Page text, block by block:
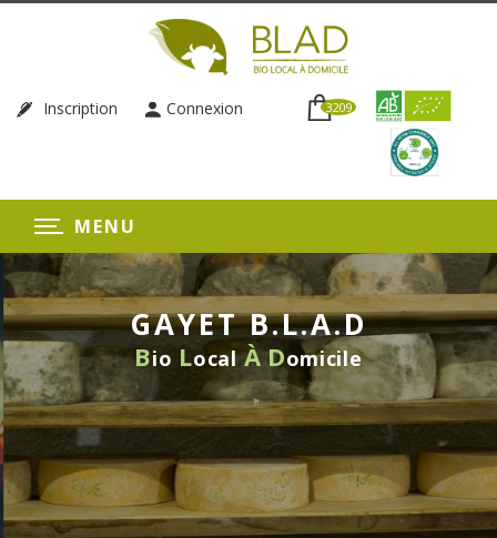
Inscription Connexion 3209
MENU
GAYET B.L.A.D
Bio LocalÀDomicile
LIVRAISON HEBDOMADAIRE
SANS ENGAGEMENT